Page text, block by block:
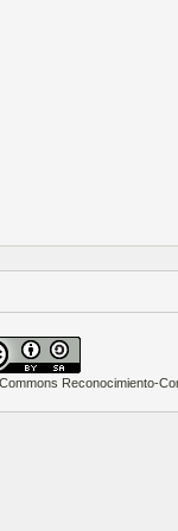
Reconocimiento-